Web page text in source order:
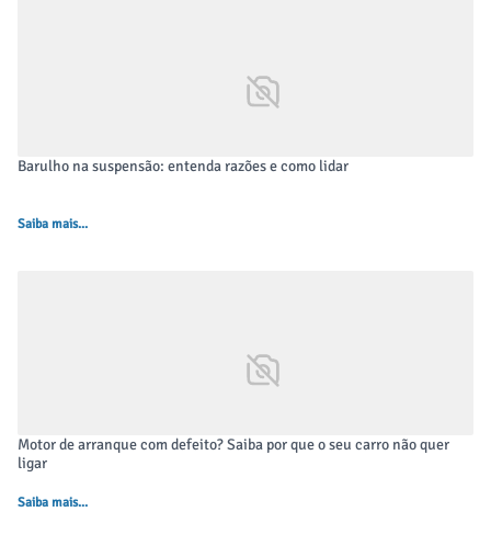
Barulho na suspensão: entenda razões e como lidar
Saiba mais...
Motor de arranque com defeito? Saiba por que o seu carro não quer
ligar
Saiba mais...